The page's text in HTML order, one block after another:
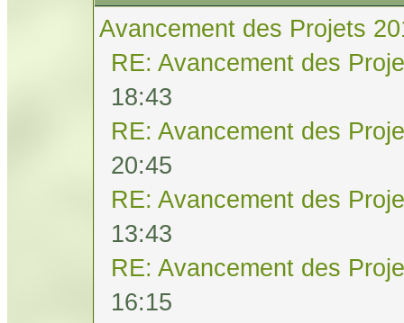
Avancement des Projets
RE: Avancement des
18:43
RE: Avancement des
20:45
RE: Avancement des
13:43
RE: Avancement des
16:15